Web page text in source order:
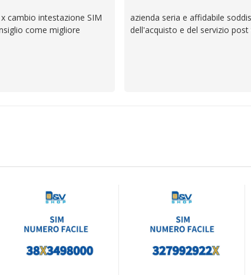
cambio intestazione SIM
come migliore
azienda seria e affidabile
dell'acquisto e del servizio post